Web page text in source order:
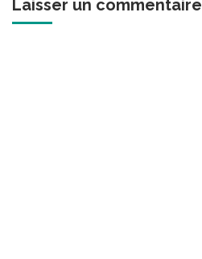
Laisser un commentaire